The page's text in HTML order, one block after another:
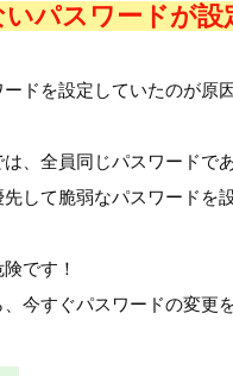
パスワードが
ドを設定していたのが原
、全員同じパスワードで
して脆弱なパスワードを
です！
今すぐパスワードの変更